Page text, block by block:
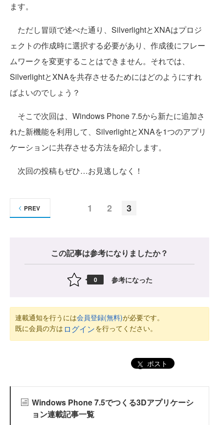
ます。
ただし冒頭で述べた通り、SilverlightとXNAはプロジ
ェクトの作成時に選択する必要があり、作成後にフレー
ムワークを変更することはできません。それでは、
SilverlightとXNAを共存させるためにはどのようにすれ
ばよいのでしょう？
そこで次回は、Windows Phone 7.5から新たに追加さ
れた新機能を利用して、SilverlightとXNAを1つのアプリ
ケーションに共存させる方法を紹介します。
次回の投稿もぜひ…お見逃しなく！
1 2 3
PREV
この記事は参考になりましたか？
0 参考になった
連載通知を行うには会員登録(無料)が必要です。
既に会員の方は ログインを行ってください。
ポスト
Windows Phone 7.5でつくる3Dアプリケーシ
ョン連載記事一覧